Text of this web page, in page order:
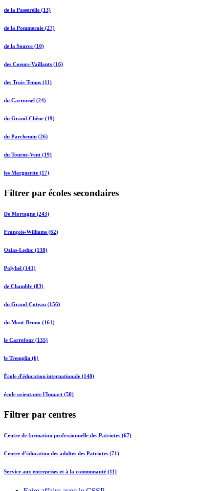
de la Passerelle (13)
de la Pommeraie (27)
de la Source (10)
des Coeurs-Vaillants (16)
des Trois-Temps (11)
du Carrousel (24)
du Grand-Chêne (19)
du Parchemin (26)
du Tourne-Vent (19)
les Marguerite (17)
Filtrer par écoles secondaires
De Mortagne (243)
François-Williams (62)
Ozias-Leduc (138)
Polybel (141)
de Chambly (83)
du Grand-Coteau (156)
du Mont-Bruno (161)
le Carrefour (135)
le Tremplin (6)
École d'éducation internationale (148)
école orientante l'Impact (50)
Filtrer par centres
Centre de formation professionnelle des Patriotes (67)
Centre d’éducation des adultes des Patriotes (71)
Service aux entreprises et à la communauté (11)